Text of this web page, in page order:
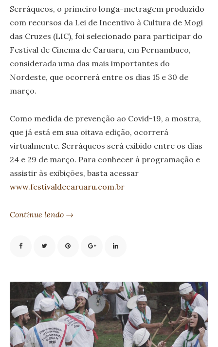
Serráqueos, o primeiro longa-metragem produzido
com recursos da Lei de Incentivo à Cultura de Mogi
das Cruzes (LIC), foi selecionado para participar do
Festival de Cinema de Caruaru, em Pernambuco,
considerada uma das mais importantes do
Nordeste, que ocorrerá entre os dias 15 e 30 de
março.
Como medida de prevenção ao Covid-19, a mostra,
que já está em sua oitava edição, ocorrerá
virtualmente. Serráqueos será exibido entre os dias
24 e 29 de março. Para conhecer à programação e
assistir às exibições, basta acessar
www.festivaldecaruaru.com.br
Continue lendo →